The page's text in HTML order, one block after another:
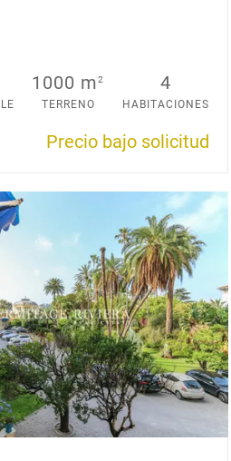
1000 m2
TERRENO
4
HABITACIONES
Precio bajo solicitud